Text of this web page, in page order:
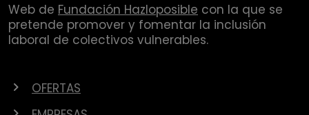
Web de Fundación Hazloposible con la que se
pretende promover y fomentar la inclusión
laboral de colectivos vulnerables.
OFERTAS